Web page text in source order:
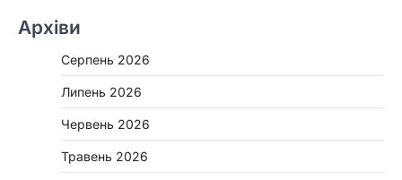
Архіви
Серпень 2026
Липень 2026
Червень 2026
Травень 2026